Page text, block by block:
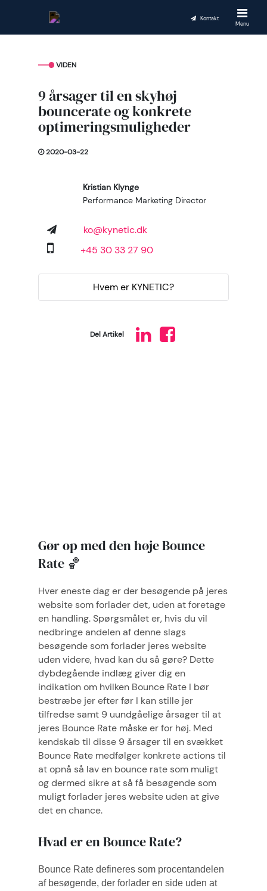
Kontakt
Menu
VIDEN
9 årsager til en skyhøj
bouncerate og konkrete
optimeringsmuligheder
2020-03-22
Kristian Klynge
Performance Marketing Director
ko@kynetic.dk
+45 30 33 27 90
Hvem er KYNETIC?
Del Artikel
Gør op med den høje Bounce
Rate 🏀
Hver eneste dag er der besøgende på jeres
website som forlader det, uden at foretage
en handling. Spørgsmålet er, hvis du vil
nedbringe andelen af denne slags
besøgende som forlader jeres website
uden videre, hvad kan du så gøre? Dette
dybdegående indlæg giver dig en
indikation om hvilken Bounce Rate I bør
bestræbe jer efter før I kan stille jer
tilfredse samt 9 uundgåelige årsager til at
jeres Bounce Rate måske er for høj. Med
kendskab til disse 9 årsager til en svækket
Bounce Rate medfølger konkrete actions til
at opnå så lav en bounce rate som muligt
og dermed sikre at så få besøgende som
muligt forlader jeres website uden at give
det en chance.
Hvad er en Bounce Rate?
Bounce Rate defineres som procentandelen
af besøgende, der forlader en side uden at